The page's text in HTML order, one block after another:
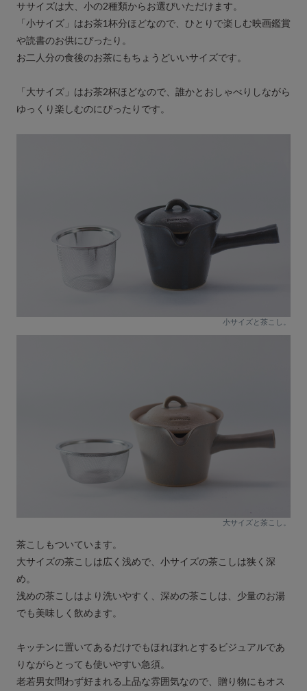
ササイズは大、小の2種類からお選びいただけます。
「小サイズ」はお茶1杯分ほどなので、ひとりで楽しむ映画鑑賞
や読書のお供にぴったり。
お二人分の食後のお茶にもちょうどいいサイズです。
「大サイズ」はお茶2杯ほどなので、誰かとおしゃべりしながら
ゆっくり楽しむのにぴったりです。
小サイズと茶こし。
大サイズと茶こし。
茶こしもついています。
大サイズの茶こしは広く浅めで、小サイズの茶こしは狭く深
め。
浅めの茶こしはより洗いやすく、深めの茶こしは、少量のお湯
でも美味しく飲めます。
キッチンに置いてあるだけでもほれぼれとするビジュアルであ
りながらとっても使いやすい急須。
老若男女問わず好まれる上品な雰囲気なので、贈り物にもオス